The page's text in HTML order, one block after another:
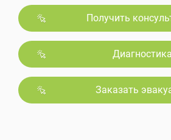
Получить
Диагностика
Заказать